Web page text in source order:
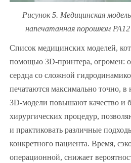
Рисунок 5. Медицинская
напечатанная порошком
Список медицинских моделей,
помощью 3D-принтера, огромен:
сердца со сложной
печатаются максимально точно, в
3D-модели повышают качество и
хирургических процедур,
и практиковать различные
конкретного пациента. Время,
операционной, снижает